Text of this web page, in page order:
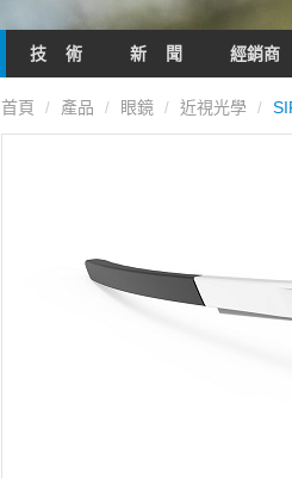
技 術 新 聞 經銷商
首頁 / 產品 / 眼鏡 / 近視光學 /